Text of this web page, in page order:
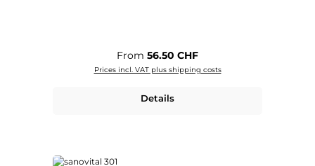
Regular price:
From 56.50 CHF
Prices incl. VAT plus shipping costs
Details